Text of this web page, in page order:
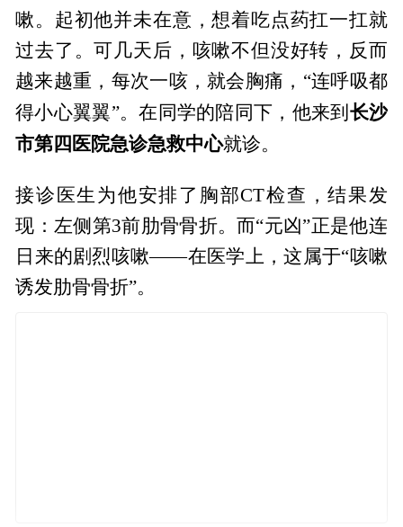
嗽。起初他并未在意，想着吃点药扛一扛就
过去了。可几天后，咳嗽不但没好转，反而
越来越重，每次一咳，就会胸痛，“连呼吸都
得小心翼翼”。在同学的陪同下，他来到 长沙
市第四医院急诊急救中心就诊。
接诊医生为他安排了胸部CT检查，结果发
现：左侧第3前肋骨骨折。而“元凶”正是他连
日来的剧烈咳嗽——在医学上，这属于“咳嗽
诱发肋骨骨折”。